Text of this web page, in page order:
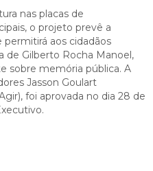
nas placas de
o projeto prevê a
aos cidadãos
de Gilberto Rocha Manoel,
sobre memória pública. A
Jasson Goulart
foi aprovada no dia 28 de